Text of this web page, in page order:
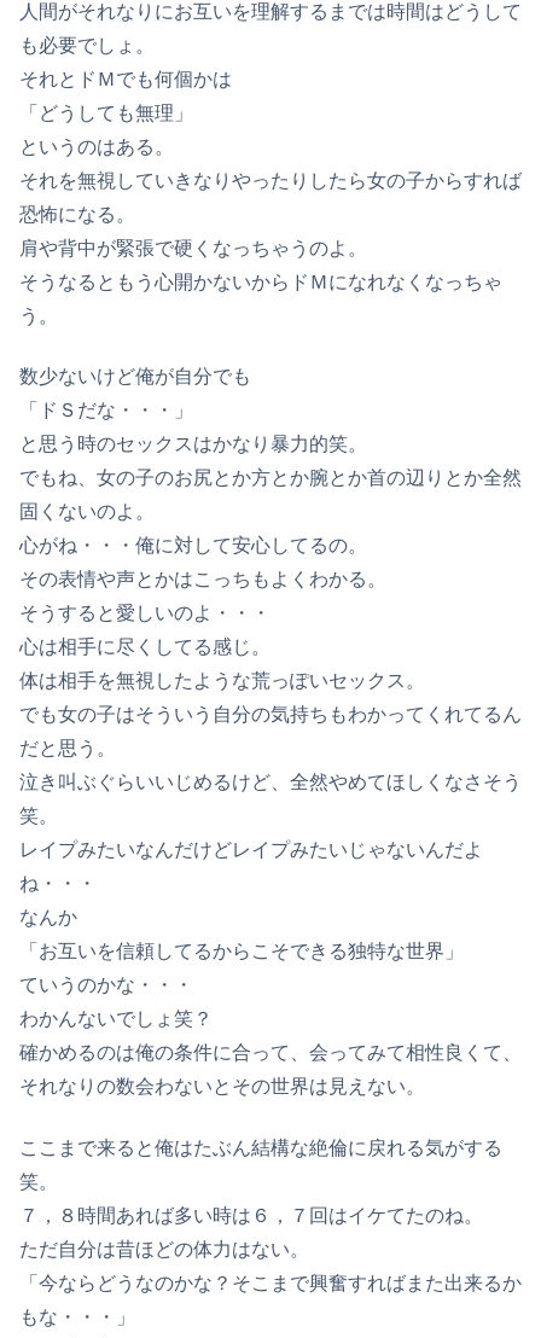
人間がそれなりにお互いを理解するまでは時間はどうして
も必要でしょ。
それとドＭでも何個かは
「どうしても無理」
というのはある。
それを無視していきなりやったりしたら女の子からすれば
恐怖になる。
肩や背中が緊張で硬くなっちゃうのよ。
そうなるともう心開かないからドＭになれなくなっちゃ
う。
数少ないけど俺が自分でも
「ドＳだな・・・」
と思う時のセックスはかなり暴力的笑。
でもね、女の子のお尻とか方とか腕とか首の辺りとか全然
固くないのよ。
心がね・・・俺に対して安心してるの。
その表情や声とかはこっちもよくわかる。
そうすると愛しいのよ・・・
心は相手に尽くしてる感じ。
体は相手を無視したような荒っぽいセックス。
でも女の子はそういう自分の気持ちもわかってくれてるん
だと思う。
泣き叫ぶぐらいいじめるけど、全然やめてほしくなさそう
笑。
レイプみたいなんだけどレイプみたいじゃないんだよ
ね・・・
なんか
「お互いを信頼してるからこそできる独特な世界」
ていうのかな・・・
わかんないでしょ笑？
確かめるのは俺の条件に合って、会ってみて相性良くて、
それなりの数会わないとその世界は見えない。
ここまで来ると俺はたぶん結構な絶倫に戻れる気がする
笑。
７，８時間あれば多い時は６，７回はイケてたのね。
ただ自分は昔ほどの体力はない。
「今ならどうなのかな？そこまで興奮すればまた出来るか
もな・・・」